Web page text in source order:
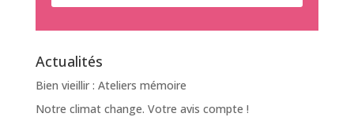
Actualités
Bien vieillir : Ateliers mémoire
Notre climat change. Votre avis compte !